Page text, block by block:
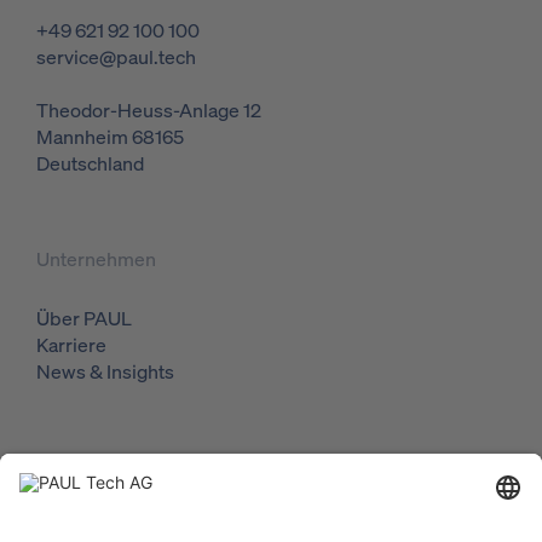
+49 621 92 100 100
service@paul.tech
Theodor-Heuss-Anlage 12
Mannheim68165
Deutschland
Unternehmen
Über PAUL
Karriere
News & Insights